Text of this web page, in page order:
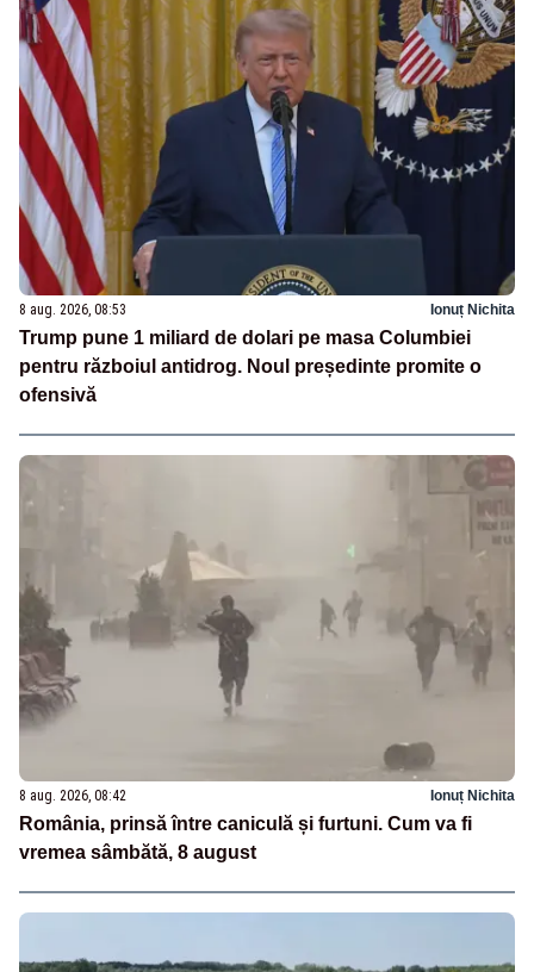
8 aug. 2026, 08:53 Ionuț Nichita
Trump pune 1 miliard de dolari pe masa Columbiei
pentru războiul antidrog. Noul președinte promite o
ofensivă
8 aug. 2026, 08:42 Ionuț Nichita
România, prinsă între caniculă și furtuni. Cum va fi
vremea sâmbătă, 8 august